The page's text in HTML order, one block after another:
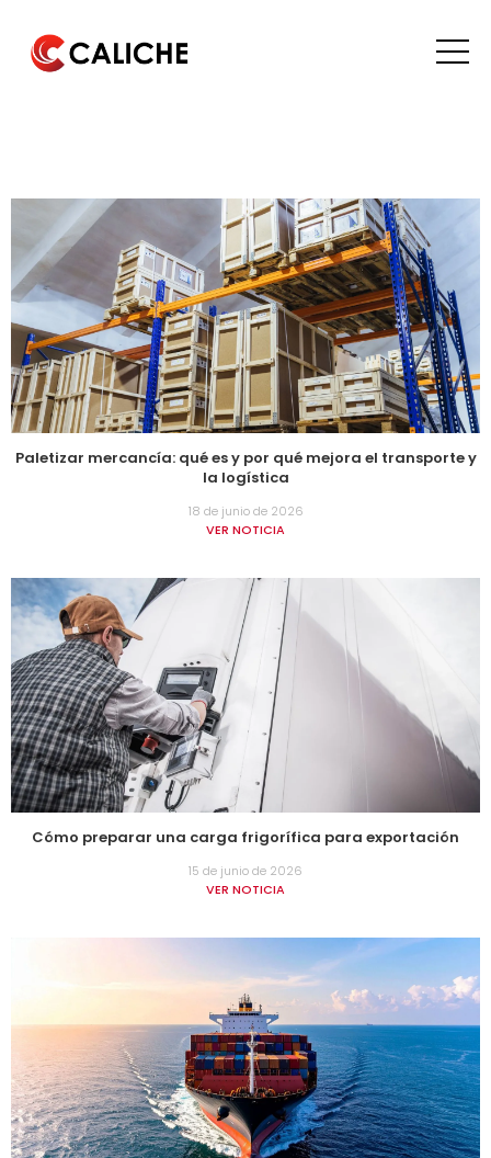
Paletizar mercancía: qué es y por qué mejora el transporte y
la logística
18 de junio de 2026
VER NOTICIA
Cómo preparar una carga frigorífica para exportación
15 de junio de 2026
VER NOTICIA